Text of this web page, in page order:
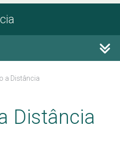
a Distância
Distância